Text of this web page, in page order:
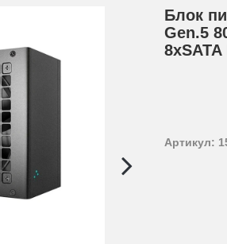
Блок
Gen.5
8xSATA
Артикул: